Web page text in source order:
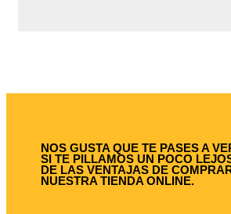
NOS GUSTA QUE TE PASES A
SI TE PILLAMOS UN POCO
DE LAS VENTAJAS DE
NUESTRA TIENDA ONLINE.